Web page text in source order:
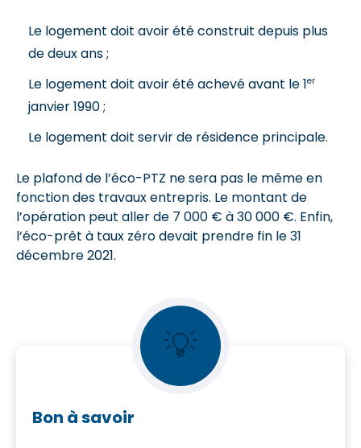
Le logement doit avoir été construit depuis plus
de deux ans ;
Le logement doit avoir été achevé avant le 1er
janvier 1990 ;
Le logement doit servir de résidence principale.
Le plafond de l’éco-PTZ ne sera pas le même en
fonction des travaux entrepris. Le montant de
l’opération peut aller de 7 000 € à 30 000 €. Enfin,
l’éco-prêt à taux zéro devait prendre fin le 31
décembre 2021.
💡
Bon à savoir